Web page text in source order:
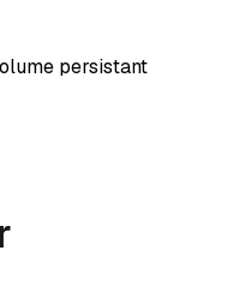
persistant